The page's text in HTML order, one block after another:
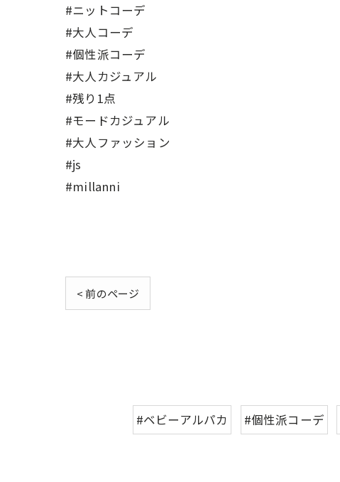
#ニットコーデ
#大人コーデ
#個性派コーデ
#大人カジュアル
#残り1点
#モードカジュアル
#大人ファッション
#js
#millanni
< 前のページ
#ベビーアルパカ #個性派コーデ